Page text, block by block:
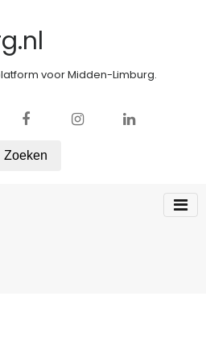
voor Midden-Limburg.
Zoeken